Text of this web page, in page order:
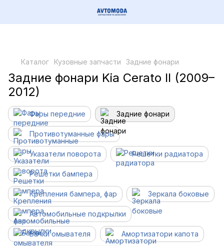
Каталог Кузовные запчасти Задние фонари
Задние фонари Kia Cerato II (2009–
2012)
Фары передние Задние фонари
Противотуманные фары
Указатели поворота Решетки радиатора
Решетки бампера
Крепления бампера, фар Зеркала боковые
Автомобильные подкрылки
Бачки омывателя Амортизатори капота